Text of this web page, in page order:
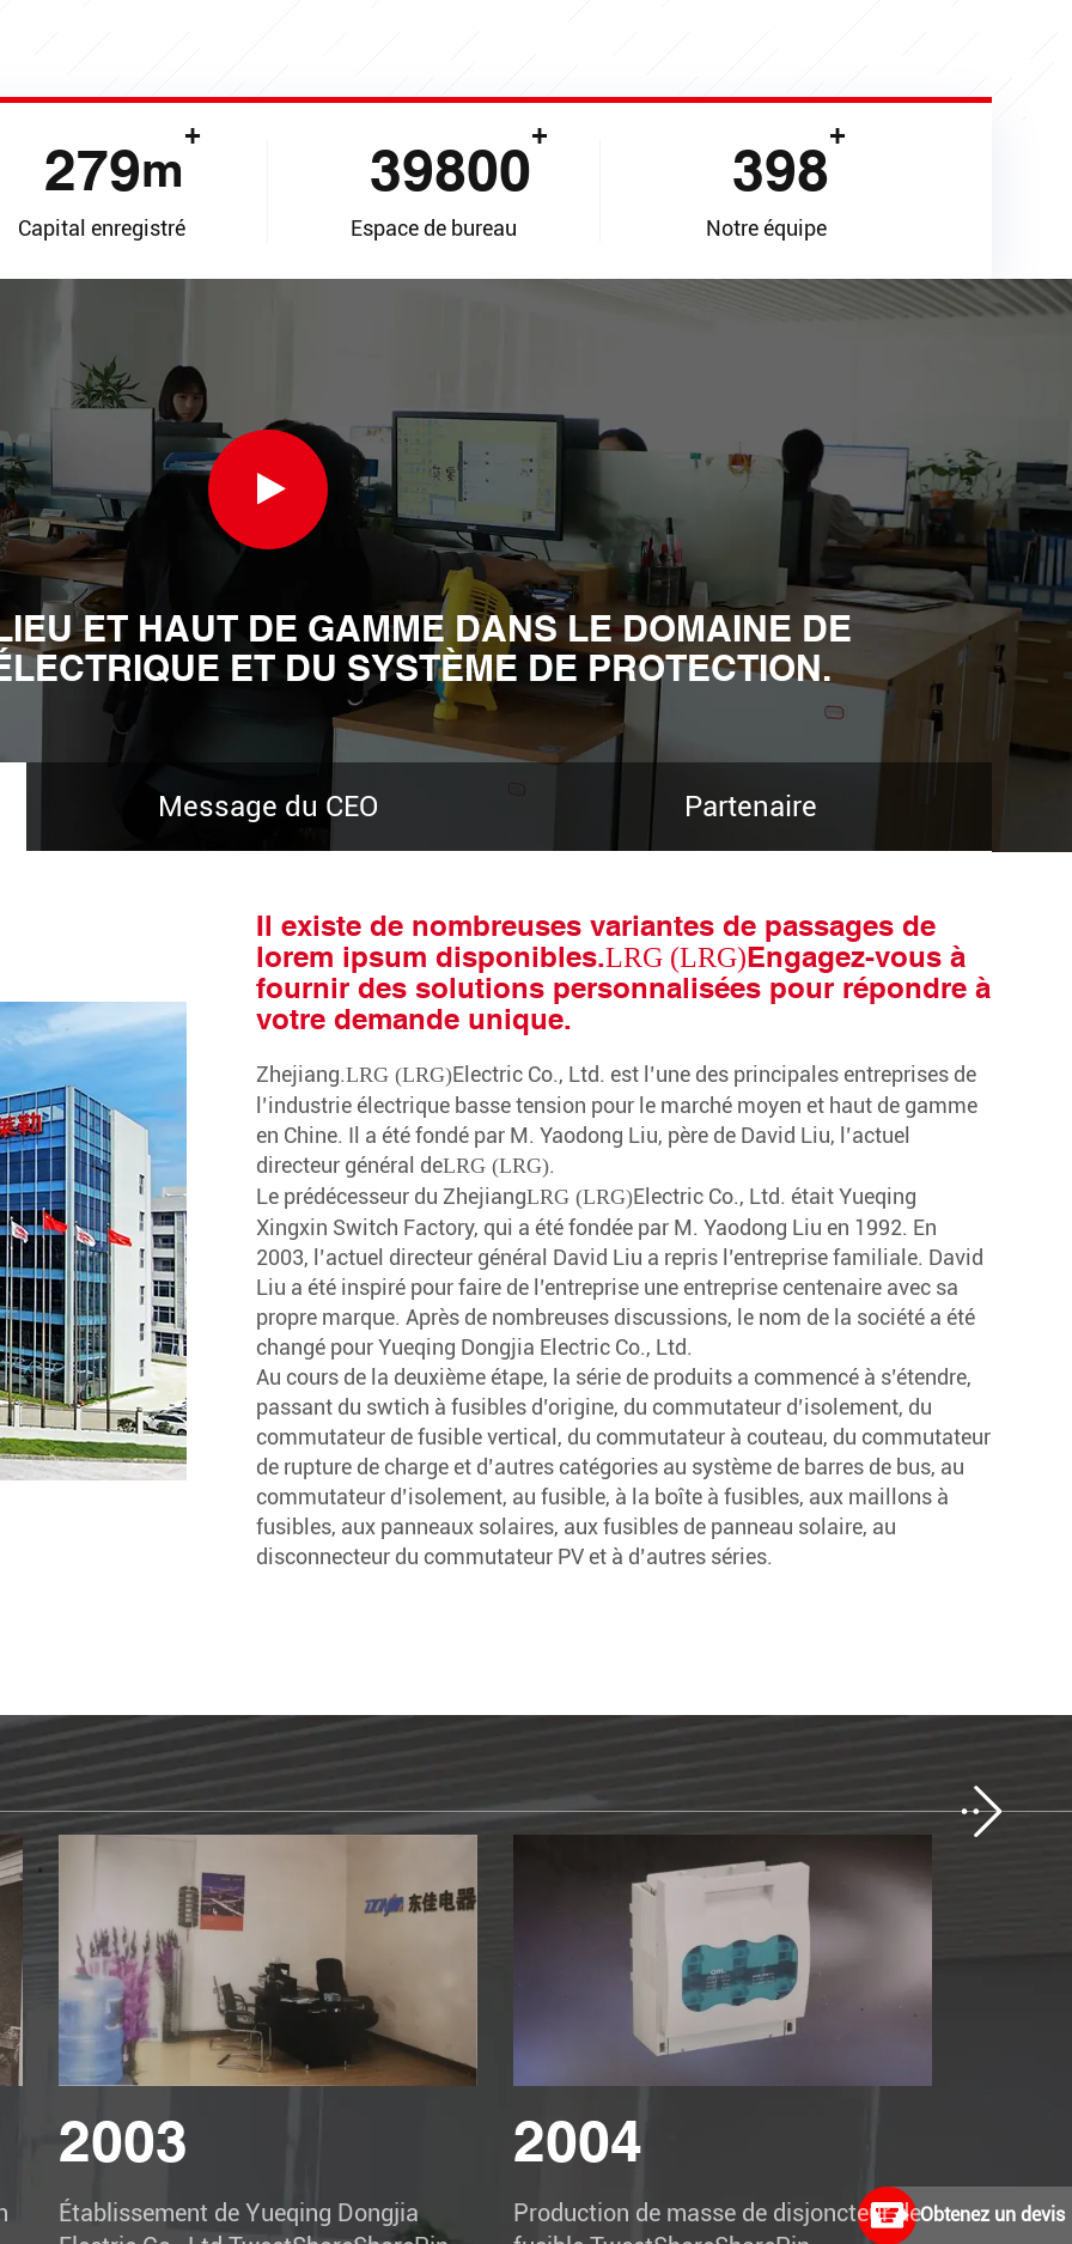
280m
+
Capital enregistré
40000
+
Espace de bureau
400
+
Notre équipe
ET HAUT DE GAMME DANS LE DOMAINE DE
ET DU SYSTÈME DE PROTECTION.
Message du CEO Partenaire
Il existe de nombreuses variantes de passages de
lorem ipsum disponibles.LRG (LRG)Engagez-vous à
fournir des solutions personnalisées pour répondre à
votre demande unique.
Zhejiang.LRG (LRG)Electric Co., Ltd. est l’une des principales entreprises de
l’industrie électrique basse tension pour le marché moyen et haut de gamme
en Chine. Il a été fondé par M. Yaodong Liu, père de David Liu, l’actuel
directeur général deLRG (LRG).
Le prédécesseur du ZhejiangLRG (LRG)Electric Co., Ltd. était Yueqing
Xingxin Switch Factory, qui a été fondée par M. Yaodong Liu en 1992. En
2003, l’actuel directeur général David Liu a repris l’entreprise familiale. David
Liu a été inspiré pour faire de l’entreprise une entreprise centenaire avec sa
propre marque. Après de nombreuses discussions, le nom de la société a été
changé pour Yueqing Dongjia Electric Co., Ltd.
Au cours de la deuxième étape, la série de produits a commencé à s’étendre,
passant du swtich à fusibles d’origine, du commutateur d’isolement, du
commutateur de fusible vertical, du commutateur à couteau, du commutateur
de rupture de charge et d’autres catégories au système de barres de bus, au
commutateur d’isolement, au fusible, à la boîte à fusibles, aux maillons à
fusibles, aux panneaux solaires, aux fusibles de panneau solaire, au
disconnecteur du commutateur PV et à d’autres séries.
2003
Établissement de Yueqing Dongjia
2004
Production de masse de disjoncteur deObtenez un devis
Rechercher
Rechercher